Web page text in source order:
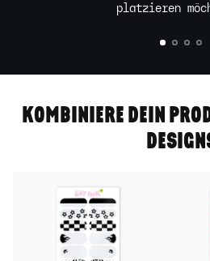
platzieren
KOMBINIERE DEIN